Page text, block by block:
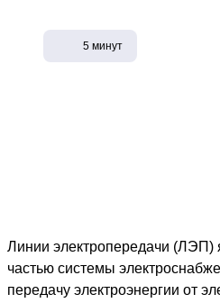
5 минут
Линии электропередачи (ЛЭП)
частью системы
передачу электроэнергии от